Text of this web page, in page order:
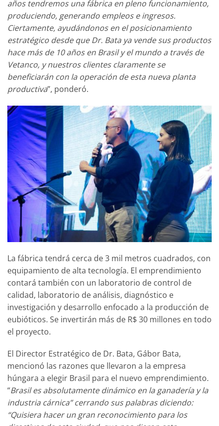
años tendremos una fábrica en pleno funcionamiento,
produciendo, generando empleos e ingresos.
Ciertamente, ayudándonos en el posicionamiento
estratégico desde que Dr. Bata ya vende sus productos
hace más de 10 años en Brasil y el mundo a través de
Vetanco, y nuestros clientes claramente se
beneficiarán con la operación de esta nueva planta
productiva”, ponderó.
La fábrica tendrá cerca de 3 mil metros cuadrados, con
equipamiento de alta tecnología. El emprendimiento
contará también con un laboratorio de control de
calidad, laboratorio de análisis, diagnóstico e
investigación y desarrollo enfocado a la producción de
eubióticos. Se invertirán más de R$ 30 millones en todo
el proyecto.
El Director Estratégico de Dr. Bata, Gábor Bata,
mencionó las razones que llevaron a la empresa
húngara a elegir Brasil para el nuevo emprendimiento.
“Brasil es absolutamente dinámico en la ganadería y la
industria cárnica” cerrando sus palabras diciendo:
“Quisiera hacer un gran reconocimiento para los